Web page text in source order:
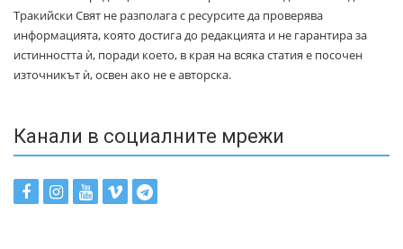
Тракийски Свят не разполага с ресурсите да проверява
информацията, която достига до редакцията и не гарантира за
истинността ѝ, поради което, в края на всяка статия е посочен
източникът ѝ, освен ако не е авторска.
Канали в социалните мрежи